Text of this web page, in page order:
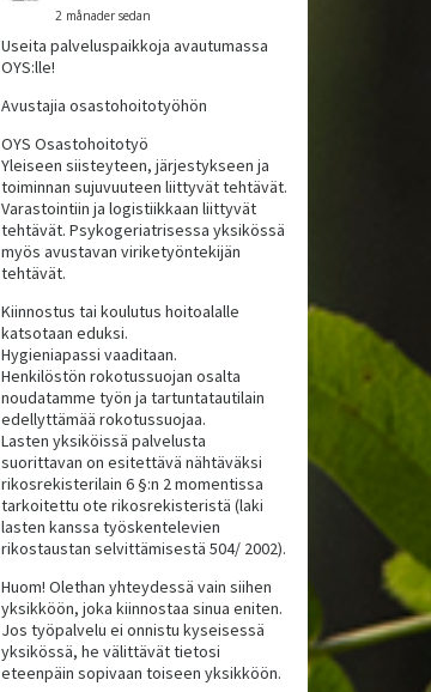
2 månader sedan
Useita palveluspaikkoja avautumassa
OYS:lle!
Avustajia osastohoitotyöhön
OYS Osastohoitotyö
Yleiseen siisteyteen, järjestykseen ja
toiminnan sujuvuuteen liittyvät tehtävät.
Varastointiin ja logistiikkaan liittyvät
tehtävät. Psykogeriatrisessa yksikössä
myös avustavan viriketyöntekijän
tehtävät.
Kiinnostus tai koulutus hoitoalalle
katsotaan eduksi.
Hygieniapassi vaaditaan.
Henkilöstön rokotussuojan osalta
noudatamme työn ja tartuntatautilain
edellyttämää rokotussuojaa.
Lasten yksiköissä palvelusta
suorittavan on esitettävä nähtäväksi
rikosrekisterilain 6 §:n 2 momentissa
tarkoitettu ote rikosrekisteristä (laki
lasten kanssa työskentelevien
rikostaustan selvittämisestä 504/ 2002).
Huom! Olethan yhteydessä vain siihen
yksikköön, joka kiinnostaa sinua eniten.
Jos työpalvelu ei onnistu kyseisessä
yksikössä, he välittävät tietosi
eteenpäin sopivaan toiseen yksikköön.